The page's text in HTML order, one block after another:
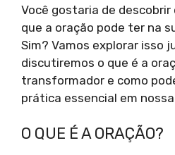
Você gostaria de
que a oração pode ter na
Sim? Vamos explorar isso
discutiremos o que é a
transformador e como
prática essencial em
O QUE É A ORAÇÃO?